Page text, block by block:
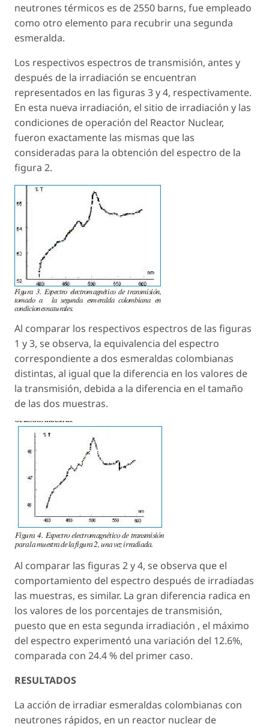
neutrones térmicos es de 2550 barns, fue empleado
como otro elemento para recubrir una segunda
esmeralda.
Los respectivos espectros de transmisión, antes y
después de la irradiación se encuentran
representados en las figuras 3 y 4, respectivamente.
En esta nueva irradiación, el sitio de irradiación y las
condiciones de operación del Reactor Nuclear,
fueron exactamente las mismas que las
consideradas para la obtención del espectro de la
figura 2.
Al comparar los respectivos espectros de las figuras
1 y 3, se observa, la equivalencia del espectro
correspondiente a dos esmeraldas colombianas
distintas, al igual que la diferencia en los valores de
la transmisión, debida a la diferencia en el tamaño
de las dos muestras.
Al comparar las figuras 2 y 4, se observa que el
comportamiento del espectro después de irradiadas
las muestras, es similar. La gran diferencia radica en
los valores de los porcentajes de transmisión,
puesto que en esta segunda irradiación , el máximo
del espectro experimentó una variación del 12.6%,
comparada con 24.4 % del primer caso.
RESULTADOS
La acción de irradiar esmeraldas colombianas con
neutrones rápidos, en un reactor nuclear de